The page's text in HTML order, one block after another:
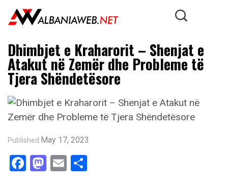
Dhimbjet e Kraharorit – Shenjat e
Atakut në Zemër dhe Probleme të
Tjera Shëndetësore
Published May 17, 2023
Facebook
Mastodon
Email